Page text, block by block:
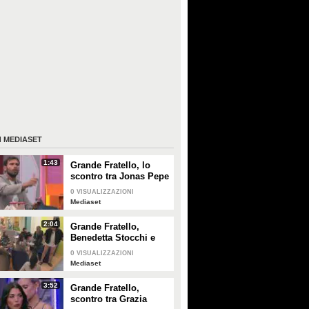
MEDIASET
1:43
Grande Fratello, lo
scontro tra Jonas Pepe
e Domenico D'Alterio
0 VISUALIZZAZIONI
Mediaset
2:04
Grande Fratello,
Benedetta Stocchi e
Francesca Carrara:
discussione in camera
0 VISUALIZZAZIONI
Mediaset
3:52
Grande Fratello,
scontro tra Grazia